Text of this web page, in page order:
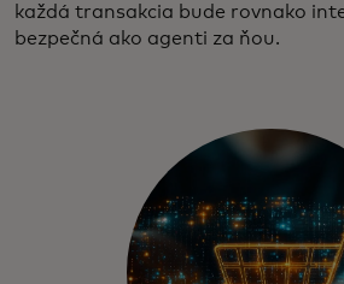
každá transakcia bude rovnako
bezpečná ako agenti za ňou.